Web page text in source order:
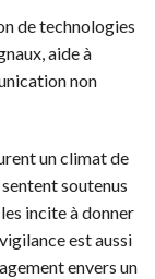
de technologies
aide à
non
un climat de
soutenus
incite à donner
est aussi
envers un